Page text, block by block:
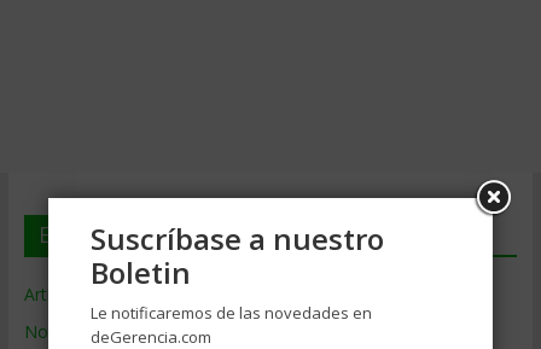
En deGerencia.com
Artículos de Gerencia
Noticias de Gerencia
Suscríbase a nuestro
Boletin
Le notificaremos de las novedades en
deGerencia.com